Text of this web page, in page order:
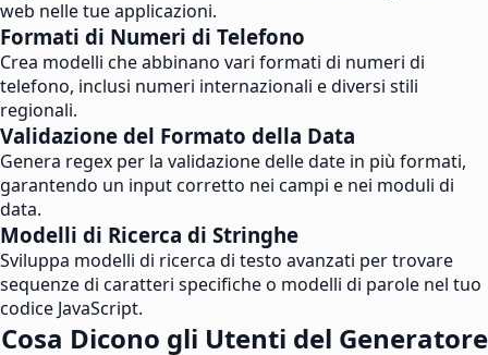
web nelle tue applicazioni.
Formati di Numeri di Telefono
Crea modelli che abbinano vari formati di numeri di
telefono, inclusi numeri internazionali e diversi stili
regionali.
Validazione del Formato della Data
Genera regex per la validazione delle date in più formati,
garantendo un input corretto nei campi e nei moduli di
data.
Modelli di Ricerca di Stringhe
Sviluppa modelli di ricerca di testo avanzati per trovare
sequenze di caratteri specifiche o modelli di parole nel tuo
codice JavaScript.
Cosa Dicono gli Utenti del Generatore